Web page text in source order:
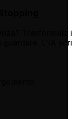
Trasformalo
L'IA